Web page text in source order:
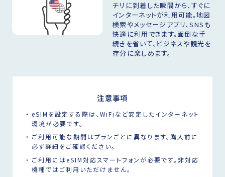
チリに到着した瞬間から、すぐに
インターネットが利用可能。地図
検索やメッセージアプリ、SNSも
快適に利用できます。面倒な手
続きを省いて、ビジネスや観光を
存分に楽しめます。
注意事項
eSIMを設定する際は、WiFiなど安定したインターネット
環境が必要です。
ご利用可能な期間はプランごとに異なります。購入前に
必ず詳細をご確認ください。
ご利用にはeSIM対応スマートフォンが必要です。非対応
機種ではご利用いただけません。